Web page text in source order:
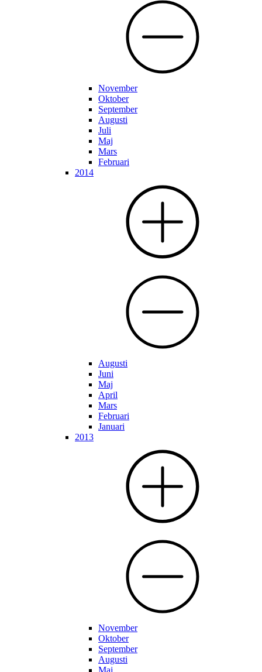
November
Oktober
September
Augusti
Juli
Maj
Mars
Februari
2014
Augusti
Juni
Maj
April
Mars
Februari
Januari
2013
November
Oktober
September
Augusti
Maj